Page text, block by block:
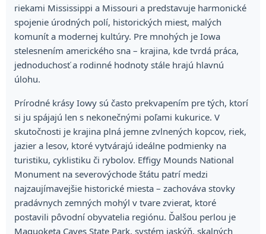
riekami Mississippi a Missouri a predstavuje harmonické
spojenie úrodných polí, historických miest, malých
komunít a modernej kultúry. Pre mnohých je Iowa
stelesnením amerického sna – krajina, kde tvrdá práca,
jednoduchosť a rodinné hodnoty stále hrajú hlavnú
úlohu.
Prírodné krásy Iowy sú často prekvapením pre tých, ktorí
si ju spájajú len s nekonečnými poľami kukurice. V
skutočnosti je krajina plná jemne zvlnených kopcov, riek,
jazier a lesov, ktoré vytvárajú ideálne podmienky na
turistiku, cyklistiku či rybolov. Effigy Mounds National
Monument na severovýchode štátu patrí medzi
najzaujímavejšie historické miesta – zachováva stovky
pradávnych zemných mohýl v tvare zvierat, ktoré
postavili pôvodní obyvatelia regiónu. Ďalšou perlou je
Maquoketa Caves State Park, systém jaskýň, skalných